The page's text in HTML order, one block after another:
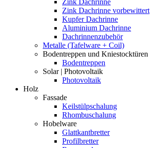
Zink Dachrinne
Zink Dachrinne vorbewittert
Kupfer Dachrinne
Aluminium Dachrinne
Dachrinnenzubehör
Metalle (Tafelware + Coil)
Bodentreppen und Kniestocktüren
Bodentreppen
Solar | Photovoltaik
Photovoltaik
Holz
Fassade
Keilstülpschalung
Rhombuschalung
Hobelware
Glattkantbretter
Profilbretter